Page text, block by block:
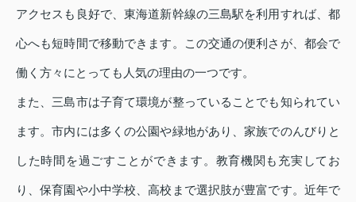
アクセスも良好で、東海道新幹線の三島駅を利用すれば、都
心へも短時間で移動できます。この交通の便利さが、都会で
働く方々にとっても人気の理由の一つです。
また、三島市は子育て環境が整っていることでも知られてい
ます。市内には多くの公園や緑地があり、家族でのんびりと
した時間を過ごすことができます。教育機関も充実してお
り、保育園や小中学校、高校まで選択肢が豊富です。近年で